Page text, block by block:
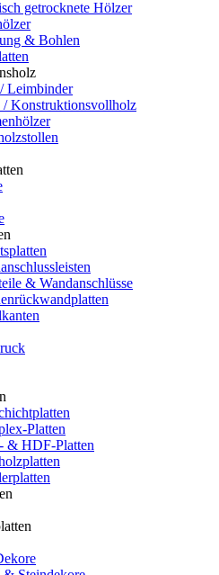
getrocknete Hölzer
& Bohlen
Leimbinder
Konstruktionsvollholz
& Wandanschlüsse
Platten
& HDF-Platten